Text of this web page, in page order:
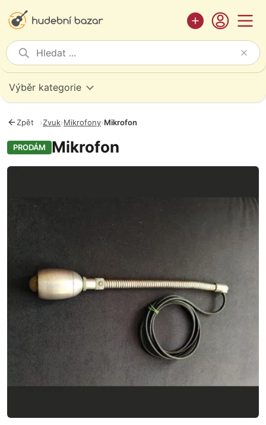
Výběr kategorie
Zpět ›Zvuk›Mikrofony›Mikrofon
PRODÁM Mikrofon
Fotografie